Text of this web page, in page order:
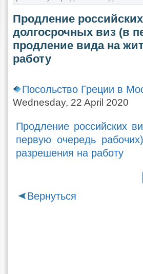
Продление
долгосрочных виз (в
продление вида на
работу
Посольство Греции в
Wednesday, 22 April 2020
Продление российских
первую очередь
разрешения на работу
Вернуться